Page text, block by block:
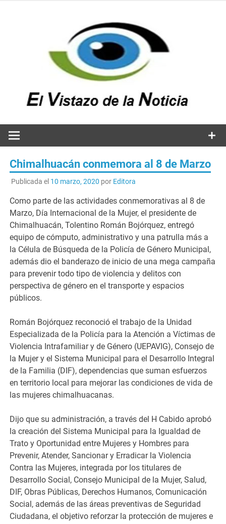
Chimalhuacán conmemora al 8 de Marzo
Publicada el 10 marzo, 2020 por Editora
Como parte de las actividades conmemorativas al 8 de
Marzo, Día Internacional de la Mujer, el presidente de
Chimalhuacán, Tolentino Román Bojórquez, entregó
equipo de cómputo, administrativo y una patrulla más a
la Célula de Búsqueda de la Policía de Género Municipal,
además dio el banderazo de inicio de una mega campaña
para prevenir todo tipo de violencia y delitos con
perspectiva de género en el transporte y espacios
públicos.
Román Bojórquez reconoció el trabajo de la Unidad
Especializada de la Policía para la Atención a Víctimas de
Violencia Intrafamiliar y de Género (UEPAVIG), Consejo de
la Mujer y el Sistema Municipal para el Desarrollo Integral
de la Familia (DIF), dependencias que suman esfuerzos
en territorio local para mejorar las condiciones de vida de
las mujeres chimalhuacanas.
Dijo que su administración, a través del H Cabido aprobó
la creación del Sistema Municipal para la Igualdad de
Trato y Oportunidad entre Mujeres y Hombres para
Prevenir, Atender, Sancionar y Erradicar la Violencia
Contra las Mujeres, integrada por los titulares de
Desarrollo Social, Consejo Municipal de la Mujer, Salud,
DIF, Obras Públicas, Derechos Humanos, Comunicación
Social, además de las áreas preventivas de Seguridad
Ciudadana, el objetivo reforzar la protección de mujeres e